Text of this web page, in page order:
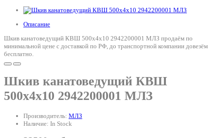
Описание
Шкив канатоведущий КВШ 500х4х10 2942200001 МЛЗ продаём по
минимальной цене с доставкой по РФ, до транспортной компании довезём
бесплатно.
Шкив канатоведущий КВШ
500х4х10 2942200001 МЛЗ
Производитель: МЛЗ
Наличие: In Stock